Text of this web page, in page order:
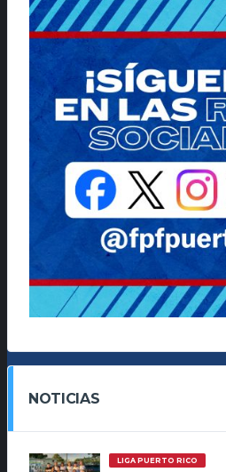
NOTICIAS
LIGA PUERTO RICO